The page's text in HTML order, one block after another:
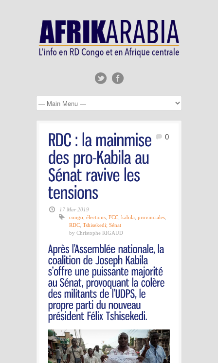
0
17 Mar 2019
congo élections FCC kabila provinciales
RDC Tshisekedi; Sénat
by Christophe RIGAUD